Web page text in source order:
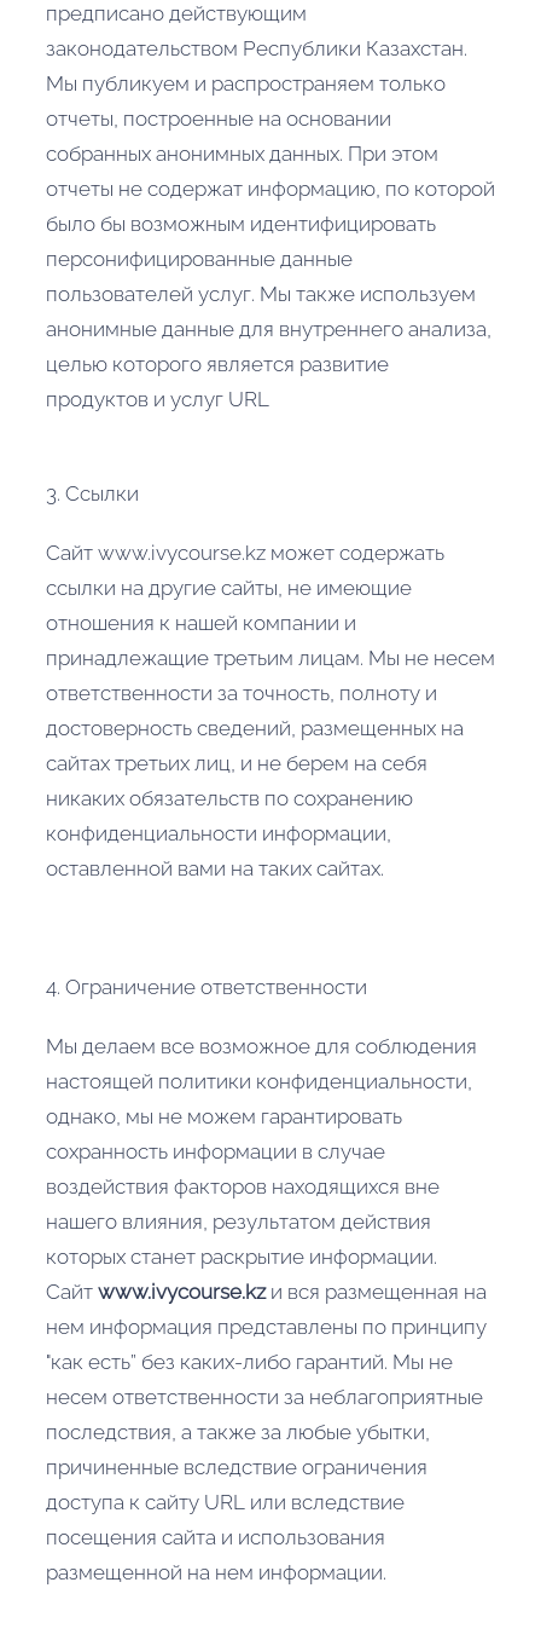
предписано действующим
законодательством Республики Казахстан.
Мы публикуем и распространяем только
отчеты, построенные на основании
собранных анонимных данных. При этом
отчеты не содержат информацию, по которой
было бы возможным идентифицировать
персонифицированные данные
пользователей услуг. Мы также используем
анонимные данные для внутреннего анализа,
целью которого является развитие
продуктов и услуг URL
3. Ссылки
Сайт www.ivycourse.kz может содержать
ссылки на другие сайты, не имеющие
отношения к нашей компании и
принадлежащие третьим лицам. Мы не несем
ответственности за точность, полноту и
достоверность сведений, размещенных на
сайтах третьих лиц, и не берем на себя
никаких обязательств по сохранению
конфиденциальности информации,
оставленной вами на таких сайтах.
4. Ограничение ответственности
Мы делаем все возможное для соблюдения
настоящей политики конфиденциальности,
однако, мы не можем гарантировать
сохранность информации в случае
воздействия факторов находящихся вне
нашего влияния, результатом действия
которых станет раскрытие информации.
Сайт www.ivycourse.kzи вся размещенная на
нем информация представлены по принципу
"как есть” без каких-либо гарантий. Мы не
несем ответственности за неблагоприятные
последствия, а также за любые убытки,
причиненные вследствие ограничения
доступа к сайту URL или вследствие
посещения сайта и использования
размещенной на нем информации.